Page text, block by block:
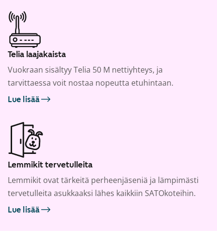
Telia laajakaista
Vuokraan sisältyy Telia 50 M nettiyhteys, ja
tarvittaessa voit nostaa nopeutta etuhintaan.
Lue lisää
Lemmikit tervetulleita
Lemmikit ovat tärkeitä perheenjäseniä ja lämpimästi
tervetulleita asukkaaksi lähes kaikkiin SATOkoteihin.
Lue lisää